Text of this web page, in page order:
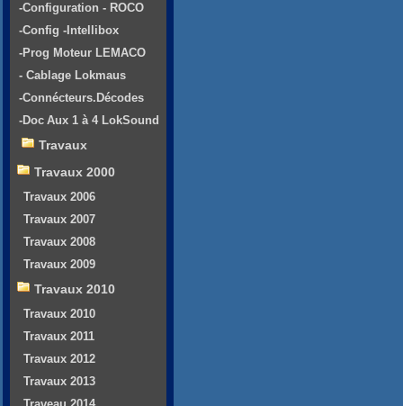
-Configuration - ROCO
-Config -Intellibox
-Prog Moteur LEMACO
- Cablage Lokmaus
-Connécteurs.Décodes
-Doc Aux 1 à 4 LokSound
Travaux
Travaux 2000
Travaux 2006
Travaux 2007
Travaux 2008
Travaux 2009
Travaux 2010
Travaux 2010
Travaux 2011
Travaux 2012
Travaux 2013